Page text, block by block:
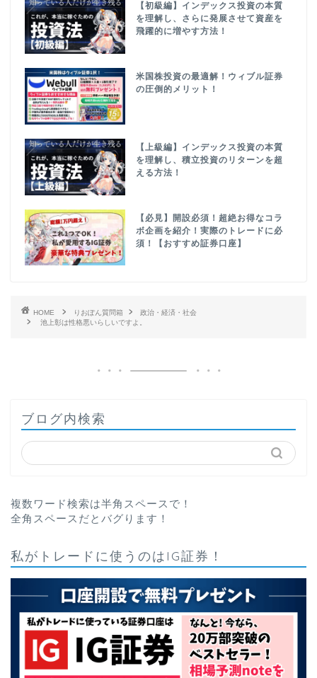
【初級編】インデックス投資の本質
を理解し、さらに発展させて資産を
飛躍的に増やす方法！
米国株投資の最適解！ウィブル証券
の圧倒的メリット！
【上級編】インデックス投資の本質
を理解し、積立投資のリターンを超
える方法！
【必見】開設必須！超絶お得なコラ
ボ企画を紹介！実際のトレードに必
須！【おすすめ証券口座】
HOME りおぽん質問箱
政治・経済・社会
池上彰は性格悪いらしいですよ。
ブログ内検索
複数ワード検索は半角スペースで！
全角スペースだとバグります！
私がトレードに使うのはIG証券！